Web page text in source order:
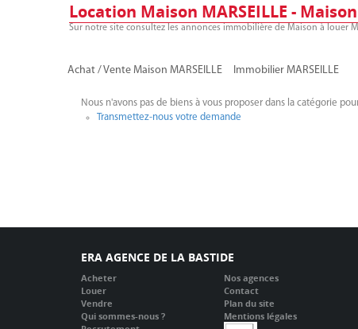
Location Maison MARSEILLE -
Sur notre site consultez les annonces immobilière de Maison à louer
Achat / Vente Maison MARSEILLE Immobilier MARSEILLE
Nous n'avons pas de biens à vous proposer dans la catégorie
Transmettez-nous votre demande
ERA AGENCE DE LA BASTIDE
Acheter
Louer
Vendre
Qui sommes-nous ?
Nos agences
Contact
Plan du site
Mentions légales